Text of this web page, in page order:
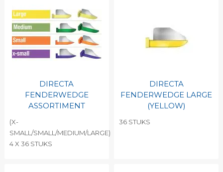
DIRECTA
FENDERWEDGE
ASSORTIMENT
(X-
SMALL/SMALL/MEDIUM/LARGE)
4 X 36 STUKS
DIRECTA
FENDERWEDGE LARGE
(YELLOW)
36 STUKS